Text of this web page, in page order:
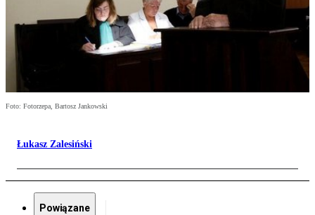
Foto: Fotorzepa, Bartosz Jankowski
Łukasz Zalesiński
Powiązane